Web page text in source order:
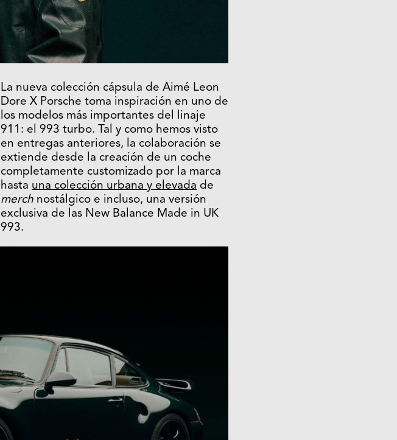
La nueva colección cápsula de Aimé Leon
Dore X Porsche toma inspiración en uno de
los modelos más importantes del linaje
911: el 993 turbo. Tal y como hemos visto
en entregas anteriores, la colaboración se
extiende desde la creación de un coche
completamente customizado por la marca
hasta una colección urbana y elevada de
merch nostálgico e incluso, una versión
exclusiva de las New Balance Made in UK
993.